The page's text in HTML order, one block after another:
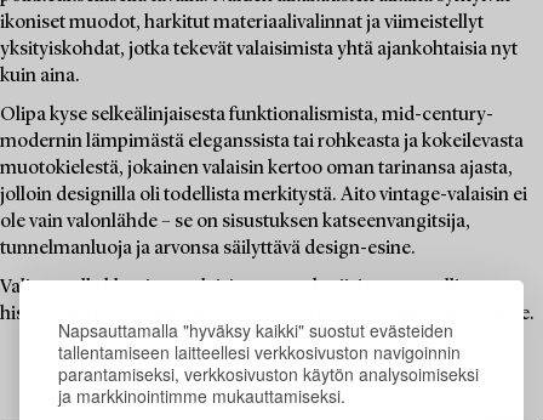
Napsauttamalla "hyväksy kaikki" suostut evästeiden
tallentamiseen laitteellesi verkkosivuston navigoinnin
parantamiseksi, verkkosivuston käytön analysoimiseksi
ja markkinointimme mukauttamiseksi.
ikoniset muodot, harkitut materiaalivalinnat ja viimeistellyt
yksityiskohdat, jotka tekevät valaisimista yhtä ajankohtaisia nyt
kuin aina.
Olipa kyse selkeälinjaisesta funktionalismista, mid-century-
modernin lämpimästä eleganssista tai rohkeasta ja kokeilevasta
muotokielestä, jokainen valaisin kertoo oman tarinansa ajasta,
jolloin designilla oli todellista merkitystä. Aito vintage-valaisin ei
ole vain valonlähde – se on sisustuksen katseenvangitsija,
tunnelmanluoja ja arvonsa säilyttävä design-esine.
Valitsemalla klassisen valaisimen tuot kotiisi persoonallisuutta,
historiaa ja kestävää tyyliä, joka ei seuraa trendejä vaan ylittää ne.